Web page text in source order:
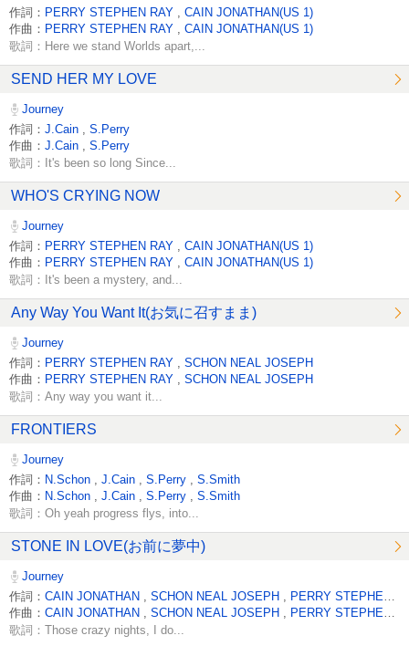
作詞： PERRY STEPHEN RAY
CAIN JONATHAN(US 1)
作曲： PERRY STEPHEN RAY CAIN JONATHAN(US 1)
歌詞：Here we stand Worlds apart,...
SEND HER MY LOVE
Journey
作詞： J.Cain
S.Perry
作曲： J.Cain S.Perry
歌詞：It's been so long Since...
WHO'S CRYING NOW
Journey
作詞： PERRY STEPHEN RAY
CAIN JONATHAN(US 1)
作曲： PERRY STEPHEN RAY CAIN JONATHAN(US 1)
歌詞：It's been a mystery, and...
Any Way You Want It(お気に召すまま)
Journey
作詞： PERRY STEPHEN RAY
SCHON NEAL JOSEPH
作曲： PERRY STEPHEN RAY SCHON NEAL JOSEPH
歌詞：Any way you want it...
FRONTIERS
Journey
作詞： N.Schon J.Cain S.Perry
S.Smith
作曲： N.Schon J.Cain S.Perry S.Smith
歌詞：Oh yeah progress flys, into...
STONE IN LOVE(お前に夢中)
Journey
作詞： CAIN JONATHAN SCHON NEAL JOSEPH
PERRY STEPHEN RAY
作曲： CAIN JONATHAN SCHON NEAL JOSEPH PERRY STEPHEN RAY
歌詞：Those crazy nights, I do...